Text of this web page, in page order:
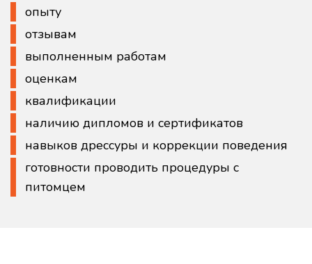
опыту
отзывам
выполненным работам
оценкам
квалификации
наличию дипломов и сертификатов
навыков дрессуры и коррекции поведения
готовности проводить процедуры с
питомцем